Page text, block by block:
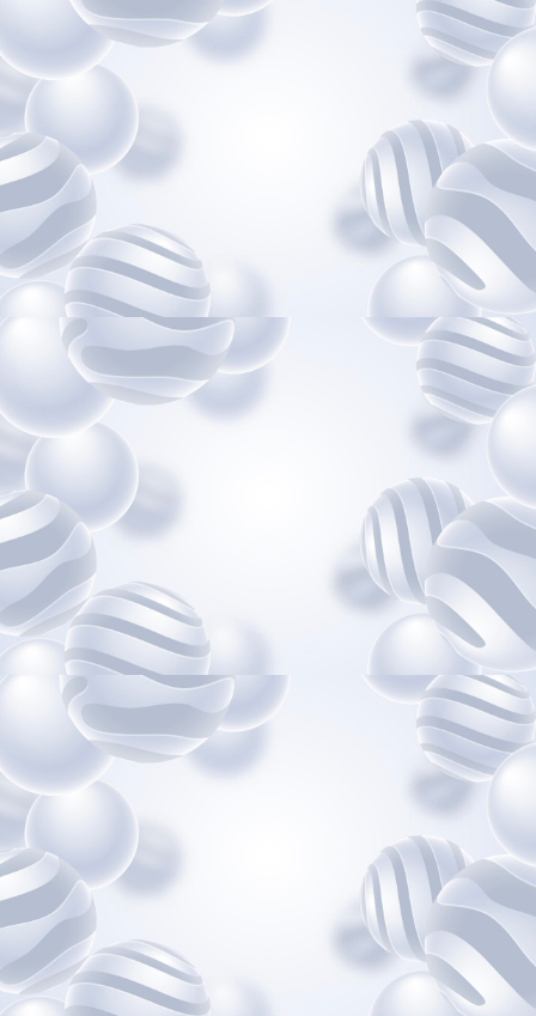
De 10h00 à 13h00
Salle des Fêtes – Avenue Gambetta à Gramat
Dans le cadre de la Semaine Nationale du
Transport & de la Logistique, venez rencontrer
les professionnels du
Photo